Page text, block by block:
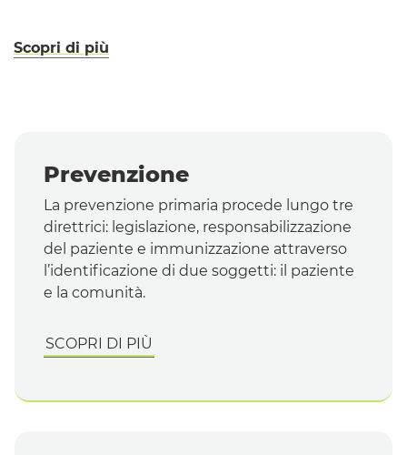
Scopri di più
Prevenzione
La prevenzione primaria procede lungo tre
direttrici: legislazione, responsabilizzazione
del paziente e immunizzazione attraverso
l’identificazione di due soggetti: il paziente
e la comunità.
SCOPRI DI PIÙ